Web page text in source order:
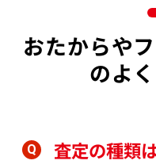
おたからや
のよ
査定の種類